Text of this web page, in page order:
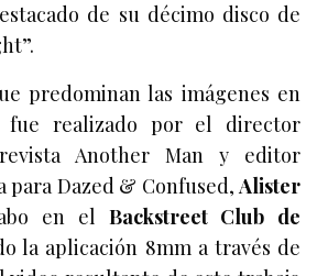
de su décimo disco de
predominan las imágenes en
fue realizado por el director
Another Man y editor
para Dazed & Confused,Alister
en el Backstreet Club de
la aplicación 8mm a través de